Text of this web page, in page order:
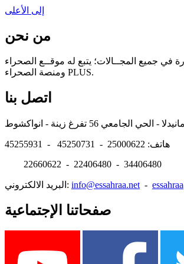
إلى الأعلى
من نحن
في جميع المجــالات؛ يتبع له موقــع الصحراء
ومنصة الصحراء PLUS.
اتصل بنا
هاتف: 25000622 - 45250731 - 45255931
22660622 - 22406480 - 34406480
البريد الالكتروني: info@essahraa.net -
صفحاتنا الإجتماعية